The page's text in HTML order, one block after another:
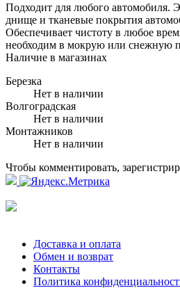
Подходит для любого автомобиля.
днище и тканевые покрытия
Обеспечивает чистоту в любое
необходим в мокрую или снежную
Наличие в магазинах
Березка
Нет в наличии
Волгоградская
Нет в наличии
Монтажников
Нет в наличии
Чтобы комментировать,
Доставка и оплата
Обмен и возврат
Контакты
Политика